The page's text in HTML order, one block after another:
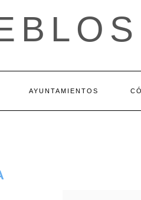
AYUNTAMIENTOS